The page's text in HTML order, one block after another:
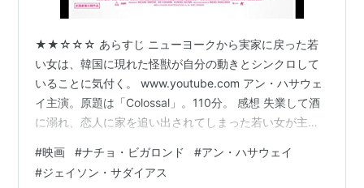
★★☆☆☆ あらすじ ニューヨークから実家に戻った若
い女は、韓国に現れた怪獣が自分の動きとシンクロして
いることに気付く。 www.youtube.com アン・ハサウェ
イ主演。原題は「Colossal」。110分。 感想 失業して酒
に溺れ、恋人に家を追い出されてしまった若い女が主人
再会し、そこから仕事や友人を得ることができた。
www.youtube.com 人生に行き詰まった若い女が故郷で
#映画 #ナチョ・ビガロンド #アン・ハサウェイ
#ジェイソン・サダイアス